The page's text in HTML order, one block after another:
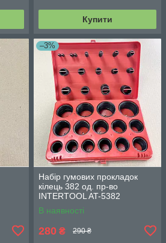
Купити
–3%
Набір гумових прокладок
кілець 382 од. пр-во
INTERTOOL AT-5382
В наявності
280 ₴ 290 ₴